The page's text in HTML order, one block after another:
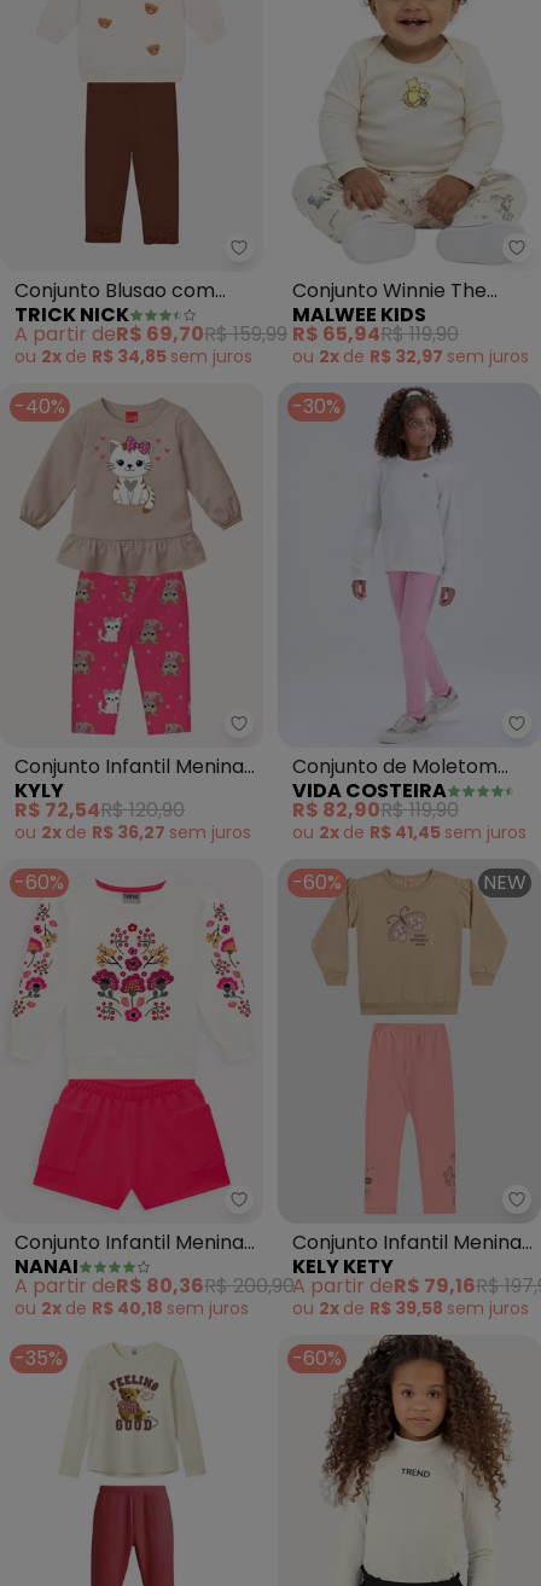
Trick Nick - Conjunto Blusao
Conjunto Blusao com
Legging (Bege)
TRICK NICK
A partir deR$ 69,70R$ 159,99
ou 2x de R$ 34,85 sem juros
Conjunto Winnie The
Pooh® em Cotton (Off
White)
MALWEE KIDS
R$ 65,94R$ 119,90
ou 2x de R$ 32,97 sem juros
-40%
Kyly - Conjunto Infantil Menina
Conjunto Infantil Menina
Gatinho (Bege)
KYLY
R$ 72,54R$ 120,90
ou 2x de R$ 36,27 sem juros
-30%
Conjunto de Moletom
com Babado em Tule
(Off White)
VIDA COSTEIRA
R$ 82,90R$ 119,90
ou 2x de R$ 41,45 sem juros
-60%
Nanai - Conjunto Infantil
Conjunto Infantil Menina
em Moletinho (Off White)
NANAI
A partir deR$ 80,36R$ 200,90
ou 2x de R$ 40,18 sem juros
-60% NEW
Conjunto Infantil Menina
Blusão e Legging
Borboletas (Bege)
KELY KETY
A partir deR$ 79,16R$
ou 2x de R$ 39,58 sem juros
-35% -60%